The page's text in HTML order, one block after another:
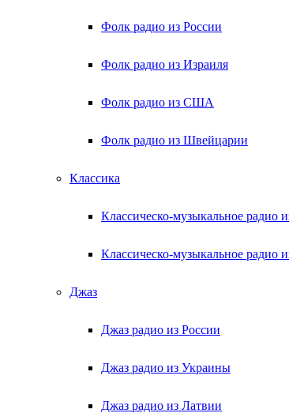
Фолк радио из России
Фолк радио из Израиля
Фолк радио из США
Фолк радио из Швейцарии
Классика
Классическо-музыкальное радио
Классическо-музыкальное радио
Джаз
Джаз радио из России
Джаз радио из Украины
Джаз радио из Латвии